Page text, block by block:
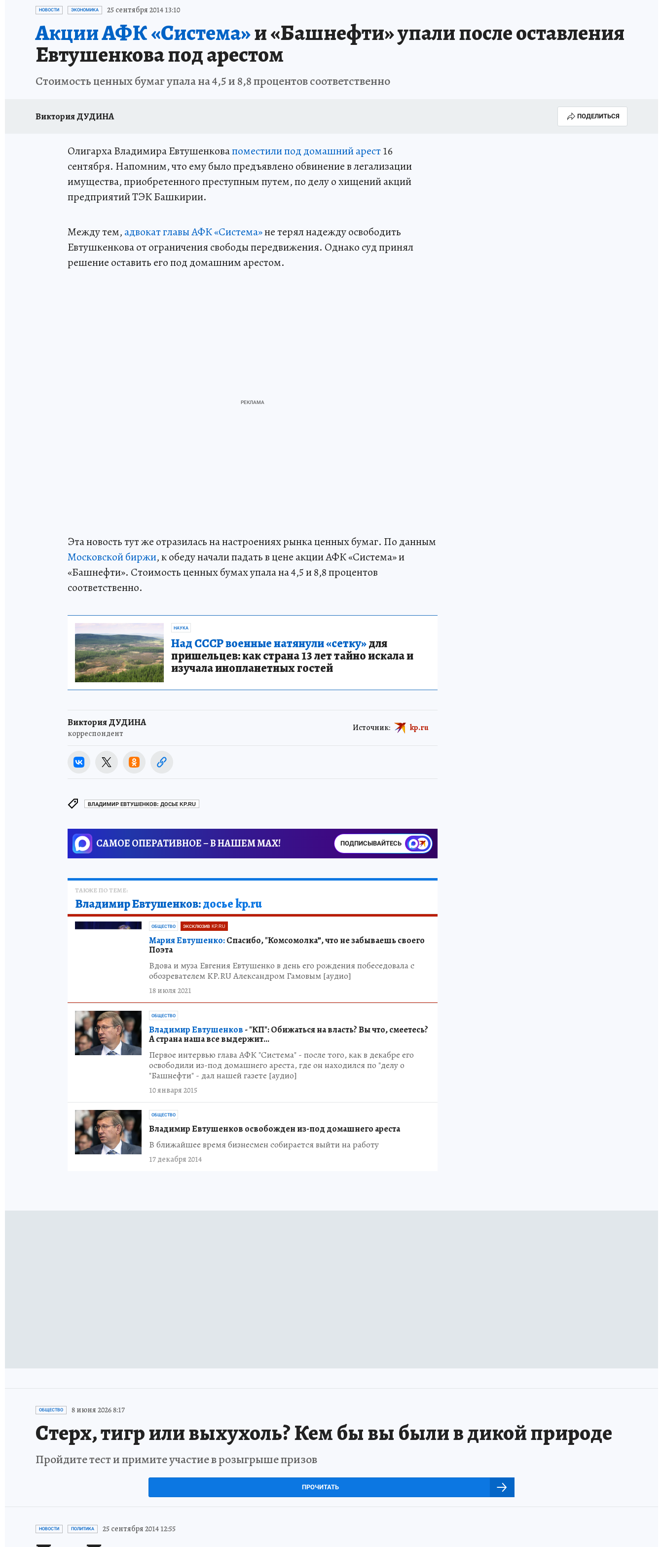
ИСПЫТАНО НА СЕБЕ
НОВОСТИ ЭКОНОМИКА 25 сентября 2014 13:10
Акции АФК «Система»и «Башнефти» упали после оставления
Евтушенкова под арестом
Стоимость ценных бумаг упала на 4,5 и 8,8 процентов соответственно
Виктория ДУДИНА ПОДЕЛИТЬСЯ
Олигарха Владимира Евтушенковапоместили под домашний арест16
сентября. Напомним, что ему было предъявлено обвинение в легализации
имущества, приобретенного преступным путем, по делу о хищений акций
предприятий ТЭК Башкирии.
Между тем, адвокат главы АФК «Система»не терял надежду освободить
Евтушкенкова от ограничения свободы передвижения. Однако суд принял
решение оставить его под домашним арестом.
Эта новость тут же отразилась на настроениях рынка ценных бумаг. По данным
Московской биржи, к обеду начали падать в цене акции АФК «Система» и
«Башнефти». Стоимость ценных бумах упала на 4,5 и 8,8 процентов
соответственно.
НАУКА
Над СССР военные натянули «сетку»для
пришельцев: как страна 13 лет тайно искала и
изучала инопланетных гостей
Виктория ДУДИНА
корреспондент
Источник: kp.ru
ВЛАДИМИР ЕВТУШЕНКОВ: ДОСЬЕ KP.RU
САМОЕ ОПЕРАТИВНОЕ – В НАШЕМ MAX! ПОДПИСЫВАЙТЕСЬ
ТАКЖЕ ПО ТЕМЕ:
Владимир Евтушенков:досье kp.ru
ОБЩЕСТВО ЭКСКЛЮЗИВ KP.RU
Мария Евтушенко:Спасибо, "Комсомолка”, что не забываешь своего
Поэта
Вдова и муза Евгения Евтушенко в день его рождения побеседовала с
обозревателем KP.RU Александром Гамовым [аудио]
18 июля 2021
ОБЩЕСТВО
Владимир Евтушенков - "КП": Обижаться на власть? Вы что, смеетесь?
А страна наша все выдержит...
Первое интервью глава АФК "Система" - после того, как в декабре его
освободили из-под домашнего ареста, где он находился по "делу о
"Башнефти" - дал нашей газете [аудио]
10 января 2015
ОБЩЕСТВО
Владимир Евтушенков освобожден из-под домашнего ареста
В ближайшее время бизнесмен собирается выйти на работу
17 декабря 2014
ОБЩЕСТВО 8 июня 2026 8:17
Стерх, тигр или выхухоль? Кем бы вы были в дикой природе
Пройдите тест и примите участие в розыгрыше призов
ПРОЧИТАТЬ
НОВОСТИ ПОЛИТИКА 25 сентября 2014 12:55